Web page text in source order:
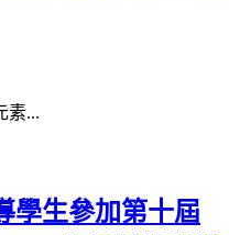
素...
學生參加第十屆